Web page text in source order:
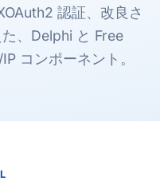
認証、改良さ
、Delphi と Free
コンポーネント。